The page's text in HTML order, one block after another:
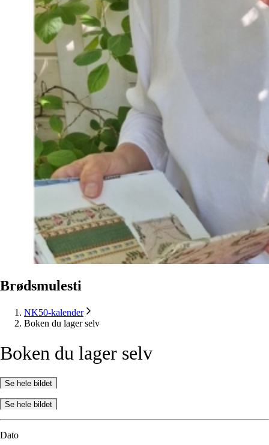
Brødsmulesti
NK50-kalender
Boken du lager selv
Boken du lager selv
Se hele bildet
Se hele bildet
Dato